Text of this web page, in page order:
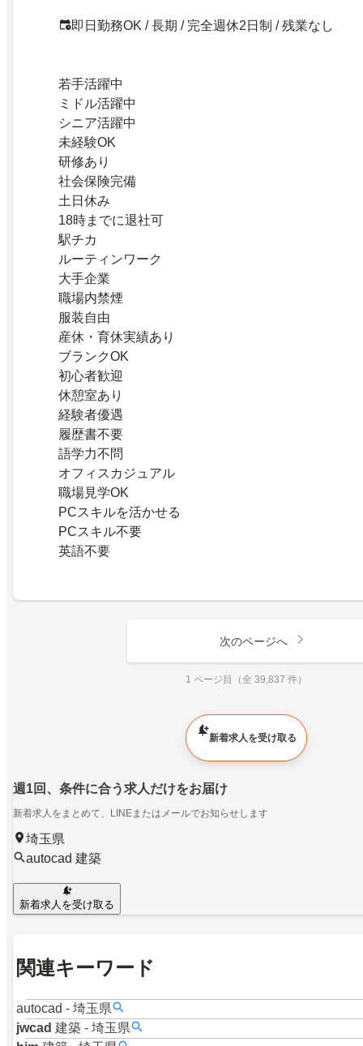
即日勤務OK / 長期 / 完全週休2日制 / 残業なし
若手活躍中
ミドル活躍中
シニア活躍中
未経験OK
研修あり
社会保険完備
土日休み
18時までに退社可
駅チカ
ルーティンワーク
大手企業
職場内禁煙
服装自由
産休・育休実績あり
ブランクOK
初心者歓迎
休憩室あり
経験者優遇
履歴書不要
語学力不問
オフィスカジュアル
職場見学OK
PCスキルを活かせる
PCスキル不要
英語不要
次のページへ
1 ページ目（全 39,837 件）
新着求人を受け取る
週1回、条件に合う求人だけをお届け
新着求人をまとめて、LINEまたはメールでお知らせします
埼玉県
autocad 建築
新着求人を受け取る
関連キーワード
autocad - 埼玉県
jwcad 建築 - 埼玉県